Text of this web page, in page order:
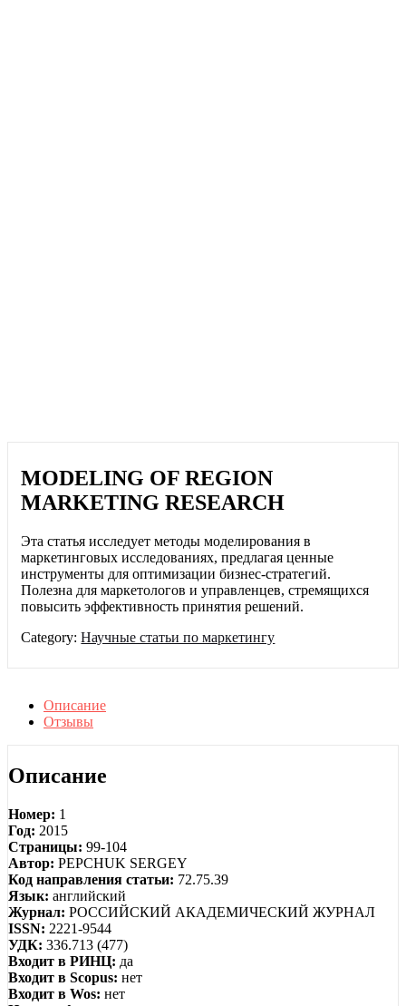
MODELING OF REGION
MARKETING RESEARCH
Эта статья исследует методы моделирования в
маркетинговых исследованиях, предлагая ценные
инструменты для оптимизации бизнес-стратегий.
Полезна для маркетологов и управленцев, стремящихся
повысить эффективность принятия решений.
Category:Научные статьи по маркетингу
Описание
Отзывы
Описание
Номер: 1
Год: 2015
Страницы: 99-104
Автор: PEPCHUK SERGEY
Код направления статьи: 72.75.39
Язык: английский
Журнал: РОССИЙСКИЙ АКАДЕМИЧЕСКИЙ ЖУРНАЛ
ISSN: 2221-9544
УДК: 336.713 (477)
Входит в РИНЦ: да
Входит в Scopus: нет
Входит в Wos: нет